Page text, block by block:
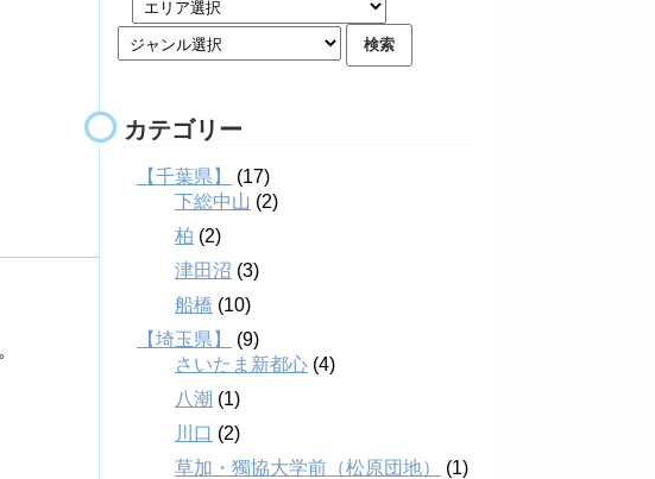
カテゴリー
【千葉県】
(17)
下総中山 (2)
柏 (2)
津田沼 (3)
船橋 (10)
【埼玉県】
(9)
さいたま新都心 (4)
八潮 (1)
川口 (2)
草加・獨協大学前（松原団地）
(1)